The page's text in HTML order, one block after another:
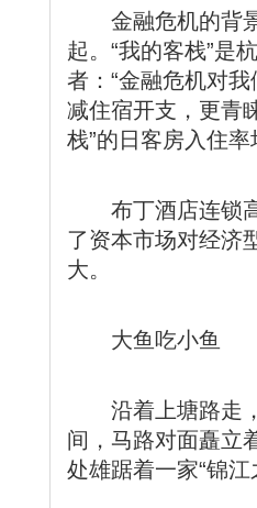
金融危机的背景
起。“我的客栈”是
者：“金融危机对
减住宿开支，更青
栈”的日客房入住率
布丁酒店连锁高
了资本市场对经济
大。
大鱼吃小鱼
沿着上塘路走，
间，马路对面矗立
处雄踞着一家“锦江